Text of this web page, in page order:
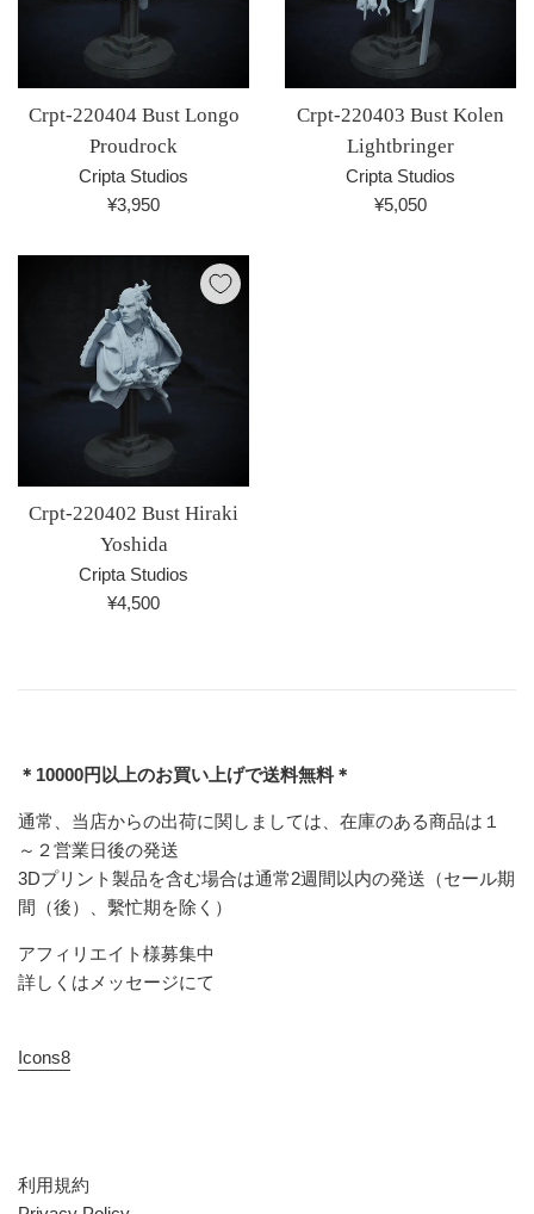
Crpt-220404 Bust Longo
Proudrock
Cripta Studios
通
価
格
¥3,950
Crpt-220403 Bust Kolen
Lightbringer
Cripta Studios
通
¥5,050
Crpt-220402 Bust Hiraki
Yoshida
Cripta Studios
通
¥4,500
＊10000円以上のお買い上げで送料無料＊
通常、当店からの出荷に関しましては、在庫のある商品は１
～２営業日後の発送
3Dプリント製品を含む場合は通常2週間以内の発送（セール期
間（後）、繫忙期を除く）
アフィリエイト様募集中
詳しくはメッセージにて
Icons8
利用規約